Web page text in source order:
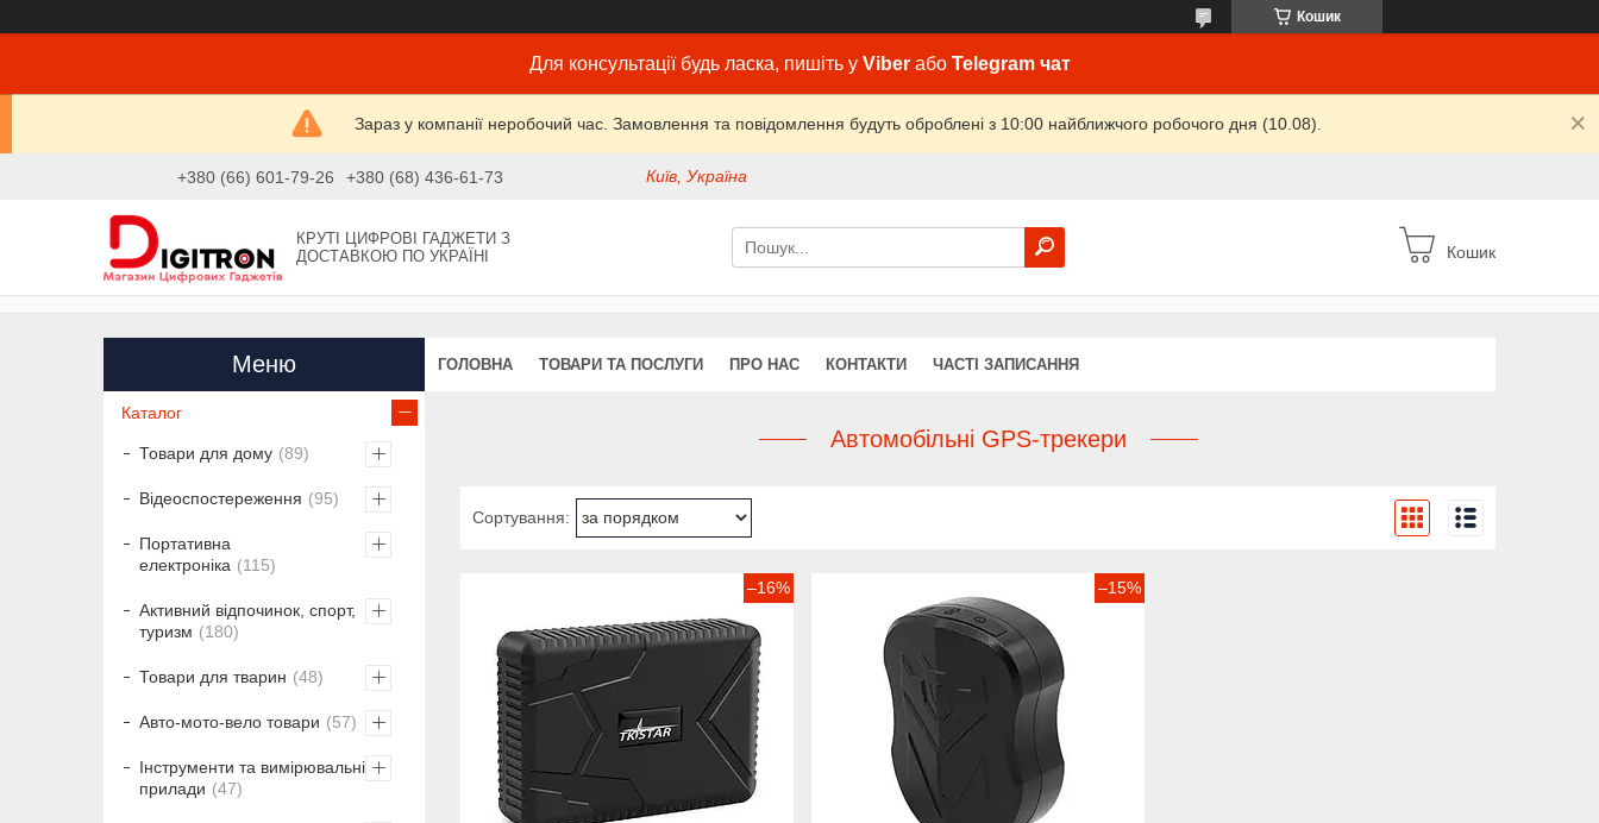
Кошик
Для консультації будь ласка, пишіть у Viberабо Telegram чат
Зараз у компанії неробочий час. Замовлення та повідомлення будуть оброблені з 10:00 найближчого робочого дня (10.08).
+380 (66) 601-79-26 +380 (68) 436-61-73 Київ, Україна
КРУТІ ЦИФРОВІ ГАДЖЕТИ З
ДОСТАВКОЮ ПО УКРАЇНІ
Кошик
ГОЛОВНА ТОВАРИ ТА ПОСЛУГИ ПРО НАС КОНТАКТИ ЧАСТІ ЗАПИСАННЯ
Автомобільні GPS-трекери
–16% –15%
Каталог
Товари для дому 89
Відеоспостереження 95
Портативна
електроніка
115
Активний відпочинок, спорт,
туризм
180
Товари для тварин 48
Авто-мото-вело товари 57
Інструменти та вимірювальні
прилади
47